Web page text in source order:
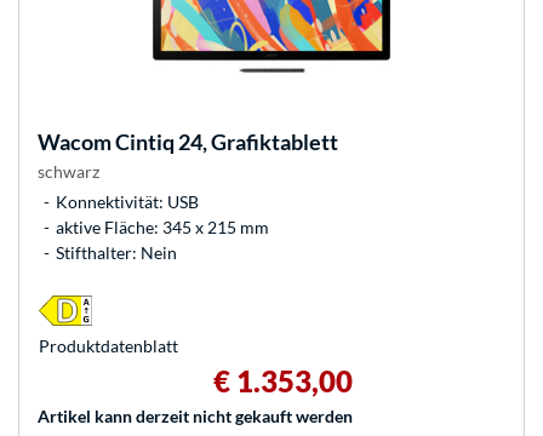
WacomCintiq 24, Grafiktablett
schwarz
Konnektivität: USB
aktive Fläche: 345 x 215 mm
Stifthalter: Nein
€ 1.353,00
Artikel kann derzeit nicht gekauft werden
Produkt­datenblatt